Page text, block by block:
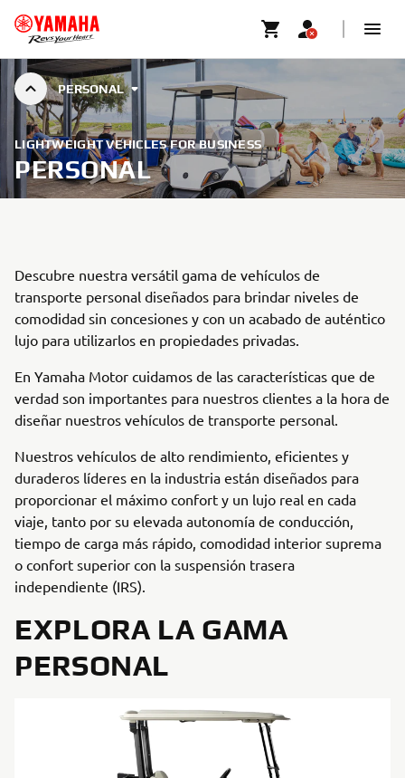
PERSONAL
LIGHTWEIGHT VEHICLES FOR BUSINESS
PERSONAL
Descubre nuestra versátil gama de vehículos de
transporte personal diseñados para brindar niveles de
comodidad sin concesiones y con un acabado de auténtico
lujo para utilizarlos en propiedades privadas.
En Yamaha Motor cuidamos de las características que de
verdad son importantes para nuestros clientes a la hora de
diseñar nuestros vehículos de transporte personal.
Nuestros vehículos de alto rendimiento, eficientes y
duraderos líderes en la industria están diseñados para
proporcionar el máximo confort y un lujo real en cada
viaje, tanto por su elevada autonomía de conducción,
tiempo de carga más rápido, comodidad interior suprema
o confort superior con la suspensión trasera
independiente (IRS).
EXPLORA LA GAMA
PERSONAL